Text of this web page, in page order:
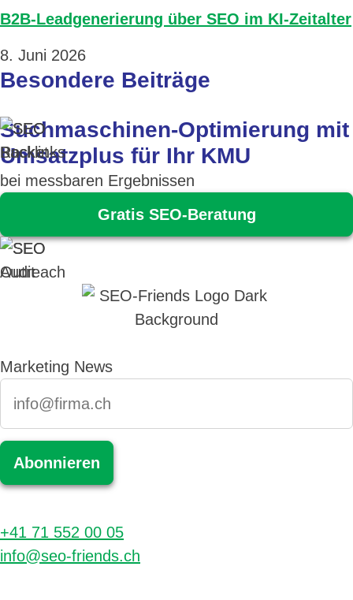
B2B-Leadgenerierung über SEO im KI-Zeitalter
8. Juni 2026
Besondere Beiträge
Suchmaschinen-Optimierung mit
Umsatzplus für Ihr KMU
bei messbaren Ergebnissen
Gratis SEO-Beratung
Marketing News
+41 71 552 00 05
info@seo-friends.ch